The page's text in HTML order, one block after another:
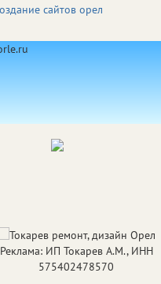
Реклама: ИП Токарев А.М., ИНН
575402478570